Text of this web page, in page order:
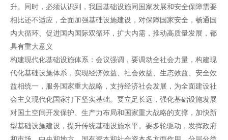
升。同时，必须认识到，我国基础设施同国家发展和安全保障需要
相比还不适应，全面加强基础设施建设，对保障国家安全，畅通国
内大循环、促进国内国际双循环，扩大内需，推动高质量发展，都
具有重大意义
构建现代化基础设施体系：会议强调，要调动全社会力量，构建现
代化基础设施体系，实现经济效益、社会效益、生态效益、安全效
益相统一，服务国家重大战略，支持经济社会发展，为全面建设社
会主义现代化国家打下坚实基础。要立足长远，强化基础设施发展
对国土空间开发保护、生产力布局和国家重大战略的支撑，加快新
型基础设施建设，提升传统基础设施水平。要多轮驱动，发挥政府